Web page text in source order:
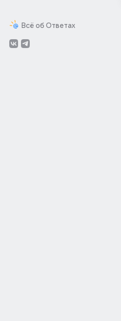
Всё об Ответах